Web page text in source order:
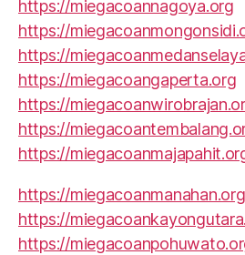
https://miegacoannagoya.org
https://
https://
https://miegacoangaperta.org
https://
https://
https://
https://miegacoanmanahan.org
https://
https://